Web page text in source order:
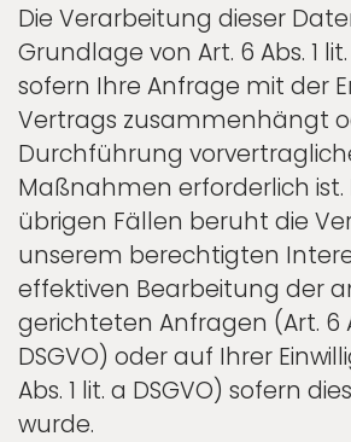
Die Verarbeitung dieser
Grundlage von Art. 6 Abs. 1 lit.
sofern Ihre Anfrage mit der
Vertrags zusammenhängt
Durchführung
Maßnahmen erforderlich ist.
übrigen Fällen beruht die
unserem berechtigten
effektiven Bearbeitung der
gerichteten Anfragen (Art. 6
DSGVO) oder auf Ihrer
Abs. 1 lit. a DSGVO) sofern
wurde.